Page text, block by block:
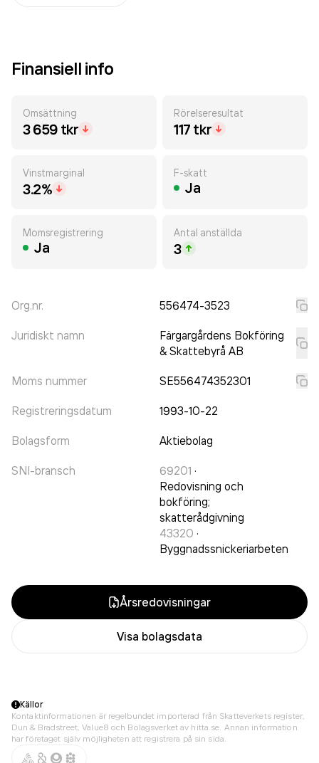
Finansiell info
Omsättning
3 659 tkr
Rörelseresultat
117 tkr
Vinstmarginal
3.2%
F-skatt
Ja
Momsregistrering
Ja
Antal anställda
3
Org.nr. 556474-3523
Juridiskt namn
Färgargårdens Bokföring
& Skattebyrå AB
Moms nummer SE556474352301
Registreringsdatum 1993-10-22
Bolagsform Aktiebolag
SNI-bransch 69201 ·
Redovisning och
bokföring;
skatterådgivning
43320 ·
Byggnadssnickeriarbeten
Årsredovisningar
Visa bolagsdata
Källor
Kontaktinformationen är regelbundet importerad från Skatteverkets register,
Dun & Bradstreet, Value8 och Bolagsverket av hitta.se. Annan information
har företaget själv möjligheten att registrera på sin sida.